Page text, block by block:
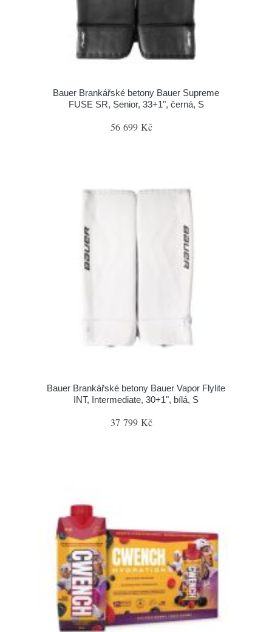
Bauer Brankářské betony Bauer Supreme
FUSE SR, Senior, 33+1", černá, S
56 699 Kč
Bauer Brankářské betony Bauer Vapor Flylite
INT, Intermediate, 30+1", bílá, S
37 799 Kč